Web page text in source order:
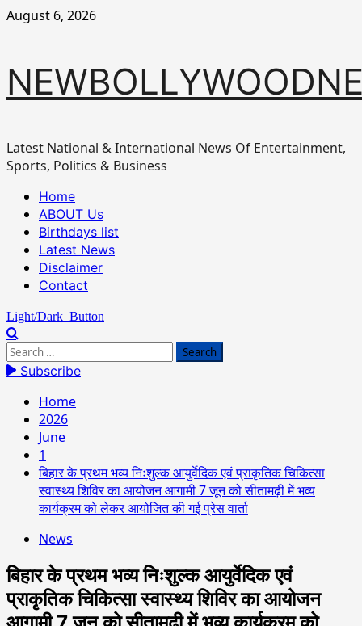
Skip
August 6, 2026
Latest National & International News Of Entertainment,
Sports, Politics & Business
Primary
Menu
Home
ABOUT Us
Birthdays list
Latest News
Disclaimer
Contact
Light/Dark Button
Search
for:Subscribe
Home
2026
June
1
बिहार के प्रथम भव्य निःशुल्क आयुर्वेदिक एवं प्राकृतिक चिकित्सा
स्वास्थ्य शिविर का आयोजन आगामी 7 जून को सीतामढ़ी में भव्य
कार्यक्रम को लेकर आयोजित की गई प्रेस वार्ता
News
बिहार के प्रथम भव्य निःशुल्क आयुर्वेदिक एवं
प्राकृतिक चिकित्सा स्वास्थ्य शिविर का आयोजन